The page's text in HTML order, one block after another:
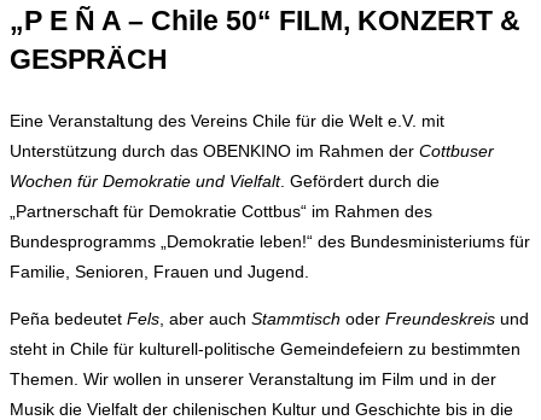
„P E Ñ A – Chile 50“ FILM, KONZERT &
GESPRÄCH
Eine Veranstaltung des Vereins Chile für die Welt e.V. mit
Unterstützung durch das OBENKINO im Rahmen der Cottbuser
Wochen für Demokratie und Vielfalt. Gefördert durch die
„Partnerschaft für Demokratie Cottbus“ im Rahmen des
Bundesprogramms „Demokratie leben!“ des Bundesministeriums für
Familie, Senioren, Frauen und Jugend.
Peña bedeutet Fels , aber auch Stammtisch oder Freundeskreis und
steht in Chile für kulturell-politische Gemeindefeiern zu bestimmten
Themen. Wir wollen in unserer Veranstaltung im Film und in der
Musik die Vielfalt der chilenischen Kultur und Geschichte bis in die